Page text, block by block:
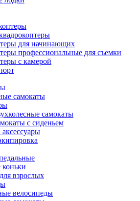
для начинающих
профессиональные для съемки
с камерой
самокаты
самокаты
с сиденьем
взрослых
велосипеды